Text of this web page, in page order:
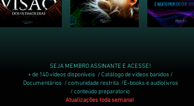
SEJA MEMBRO ASSINANTE E ACESSE!
+ de 140 vídeos disponíveis / Catálogo de vídeos banidos /
Documentários / comunidade restrita /E-books e audiolivros
/ conteúdo preparatorio
Atualizações toda semana!